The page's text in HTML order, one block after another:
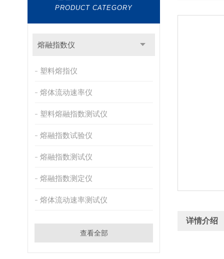
PRODUCT CATEGORY
熔融指数仪
塑料熔指仪
熔体流动速率仪
塑料熔融指数测试仪
熔融指数试验仪
熔融指数测试仪
熔融指数测定仪
熔体流动速率测试仪
查看全部
详情介绍